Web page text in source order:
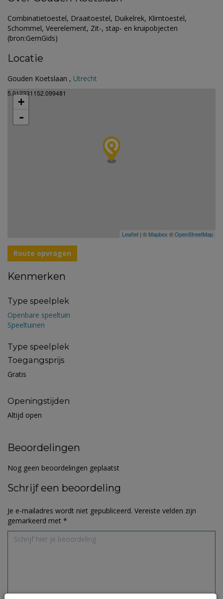
Combinatietoestel, Draaitoestel, Duikelrek, Klimtoestel,
Schommel, Veerelement, Zit-, stap- en kruipobjecten
(bron:GemGids)
Locatie
Gouden Koetslaan , Utrecht
5.012331152.099481
+
-
Leaflet | © Mapbox ©OpenStreetMap
Route opvragen
Kenmerken
Type speelplek
Openbare speeltuin
Speeltuinen
Type speelplek
Toegangsprijs
Gratis
Openingstijden
Altijd open
Beoordelingen
Nog geen beoordelingen geplaatst
Schrijf een beoordeling
Je e-mailadres wordt niet gepubliceerd. Vereiste velden zijn
gemarkeerd met *